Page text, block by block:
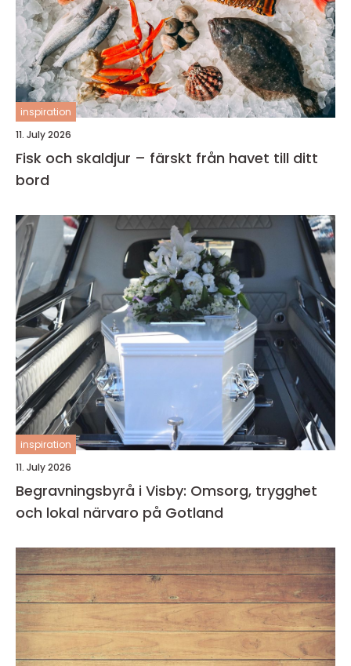
inspiration
11. July 2026
Fisk och skaldjur – färskt från havet till ditt
bord
inspiration
11. July 2026
Begravningsbyrå i Visby: Omsorg, trygghet
och lokal närvaro på Gotland